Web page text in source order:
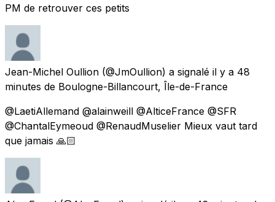
PM de retrouver ces petits
Jean-Michel Oullion (@JmOullion) a signalé il y a 48
minutes de Boulogne-Billancourt, Île-de-France
@LaetiAllemand @alainweill @AlticeFrance @SFR
@ChantalEymeoud @RenaudMuselier Mieux vaut tard
que jamais 🙏🏻